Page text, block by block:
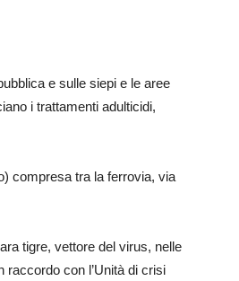
e sulle siepi e le aree
i trattamenti adulticidi,
compresa tra la ferrovia, via
tigre, vettore del virus, nelle
con l’Unità di crisi